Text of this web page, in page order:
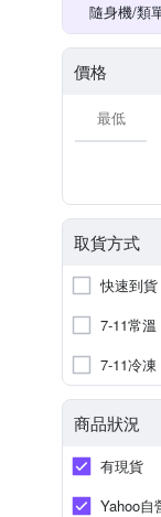
隨身機/類
價格
取貨方式
快速到貨
7-11常溫
7-11冷凍
商品狀況
有現貨
Yahoo自